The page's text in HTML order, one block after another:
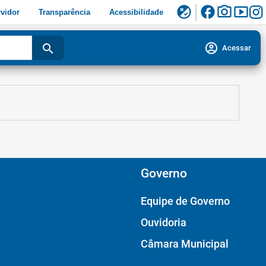
Transparência Acessibilidade flaky facebookphoto_camerasmart_display
search account_circle Acessar
Governo
Equipe de Governo
Ouvidoria
Câmara Municipal